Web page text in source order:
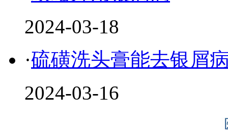
2024-03-18
·硫磺洗头膏能去银屑
2024-03-16